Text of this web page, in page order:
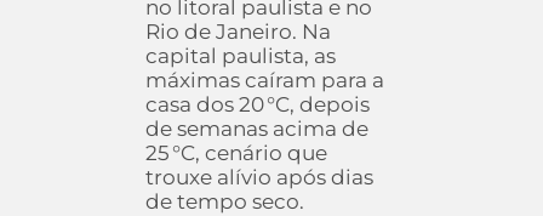
no litoral paulista e no
Rio de Janeiro. Na
capital paulista, as
máximas caíram para a
casa dos 20 °C, depois
de semanas acima de
25 °C, cenário que
trouxe alívio após dias
de tempo seco.